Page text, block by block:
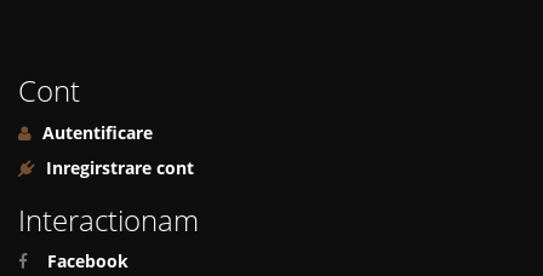
Cont
Autentificare
Inregirstrare cont
Interactionam
Facebook